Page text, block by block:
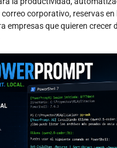
correo corporativo, reservas
empresas que quieren crecer